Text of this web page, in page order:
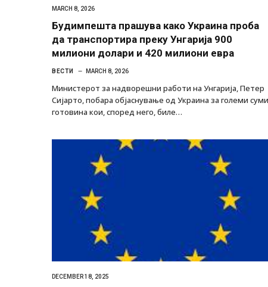
MARCH 8, 2026
Будимпешта прашува како Украина проба
да транспортира преку Унгарија 900
милиони долари и 420 милиони евра
ВЕСТИ MARCH 8, 2026
Министерот за надворешни работи на Унгарија, Петер
Сијарто, побара објаснување од Украина за големи суми
готовина кои, според него, биле…
DECEMBER 18, 2025